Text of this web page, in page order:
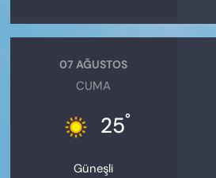
07 AĞUSTOS
CUMA
25°
Güneşli